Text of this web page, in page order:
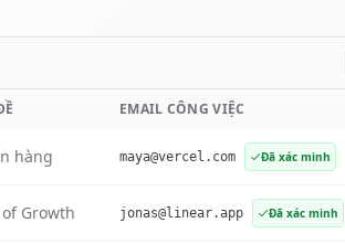
EMAIL CÔNG VIỆC
hàng maya@vercel.com Đã xác minh
Growth jonas@linear.app Đã xác minh